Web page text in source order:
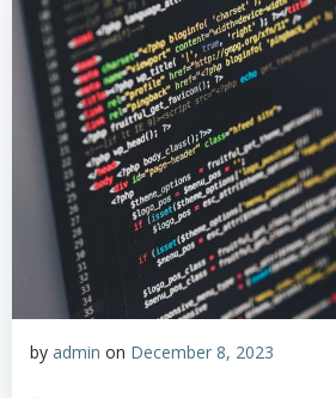
by admin on December 8, 2023